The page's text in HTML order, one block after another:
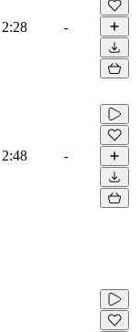
2:28 -
2:48 -